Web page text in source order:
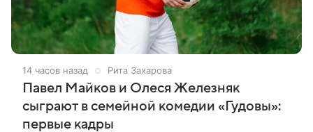
14 часов назад Рита Захарова
Павел Майков и Олеся Железняк
сыграют в семейной комедии «Гудовы»:
первые кадры